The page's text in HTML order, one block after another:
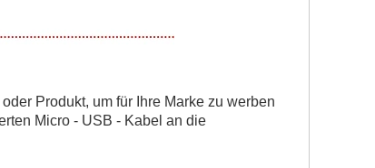
Produkt, um für Ihre Marke zu werben
Micro - USB - Kabel an die